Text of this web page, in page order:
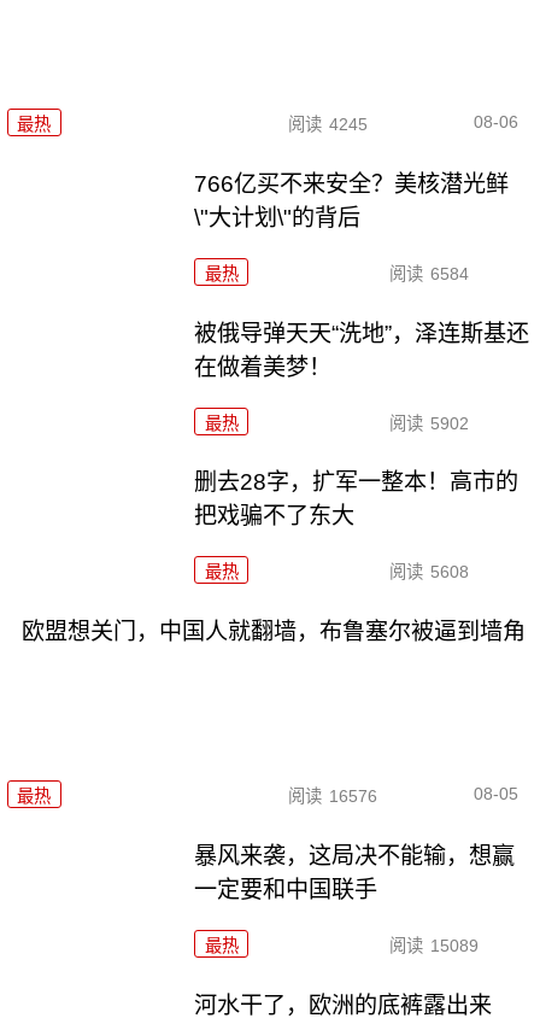
最热 阅读 4245 08-06
766亿买不来安全？美核潜光鲜
\"大计划\"的背后
最热 阅读 6584
被俄导弹天天“洗地”，泽连斯基还
在做着美梦！
最热 阅读 5902
删去28字，扩军一整本！高市的
把戏骗不了东大
最热 阅读 5608
欧盟想关门，中国人就翻墙，布鲁塞尔被逼到墙角
最热 阅读 16576 08-05
暴风来袭，这局决不能输，想赢
一定要和中国联手
最热 阅读 15089
河水干了，欧洲的底裤露出来